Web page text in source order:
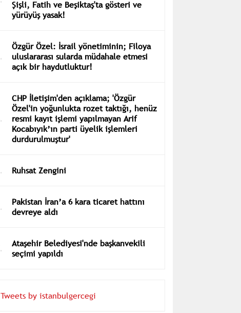
Şişli, Fatih ve Beşiktaş'ta gösteri ve
yürüyüş yasak!
Özgür Özel: İsrail yönetiminin; Filoya
uluslararası sularda müdahale etmesi
açık bir haydutluktur!
CHP İletişim'den açıklama; 'Özgür
Özel'in yoğunlukta rozet taktığı, henüz
resmi kayıt işlemi yapılmayan Arif
Kocabıyık’ın parti üyelik işlemleri
durdurulmuştur'
Ruhsat Zengini
Pakistan İran’a 6 kara ticaret hattını
devreye aldı
Ataşehir Belediyesi'nde başkanvekili
seçimi yapıldı
Tweets by istanbulgercegi